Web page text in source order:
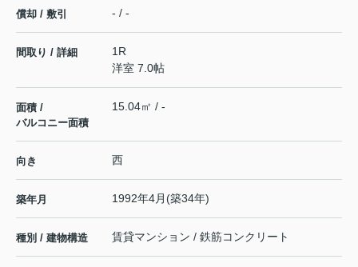
償却 / 敷引 - / -
間取り / 詳細
1R
洋室 7.0帖
面積 /
バルコニー面積
15.04㎡ / -
向き 西
築年月 1992年4月(築34年)
種別 / 建物構造 賃貸マンション / 鉄筋コンクリート